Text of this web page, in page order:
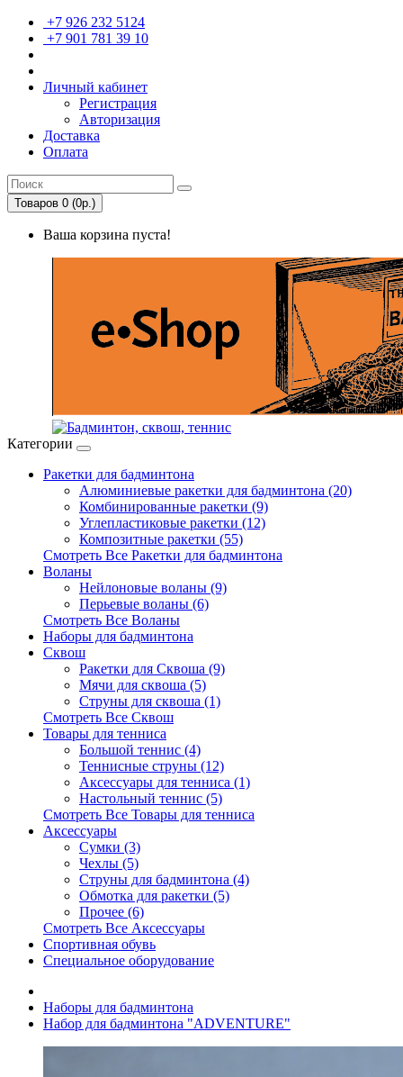
+7 926 232 5124
+7 901 781 39 10
Личный кабинет
Регистрация
Авторизация
Доставка
Оплата
Товаров 0 (0р.)
Ваша корзина пуста!
Категории
Ракетки для бадминтона
Алюминиевые ракетки для бадминтона (20)
Комбинированные ракетки (9)
Углепластиковые ракетки (12)
Композитные ракетки (55)
Смотреть Все Ракетки для бадминтона
Воланы
Нейлоновые воланы (9)
Перьевые воланы (6)
Смотреть Все Воланы
Наборы для бадминтона
Сквош
Ракетки для Сквоша (9)
Мячи для сквоша (5)
Cтруны для сквоша (1)
Смотреть Все Сквош
Товары для тенниса
Большой теннис (4)
Теннисные струны (12)
Аксессуары для тенниса (1)
Настольный теннис (5)
Смотреть Все Товары для тенниса
Аксессуары
Сумки (3)
Чехлы (5)
Струны для бадминтона (4)
Обмотка для ракетки (5)
Прочее (6)
Смотреть Все Аксессуары
Спортивная обувь
Специальное оборудование
Наборы для бадминтона
Набор для бадминтона "ADVENTURE"